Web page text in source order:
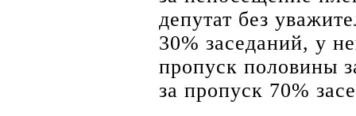
депутат без
30% заседаний, у
пропуск половины
за пропуск 70%